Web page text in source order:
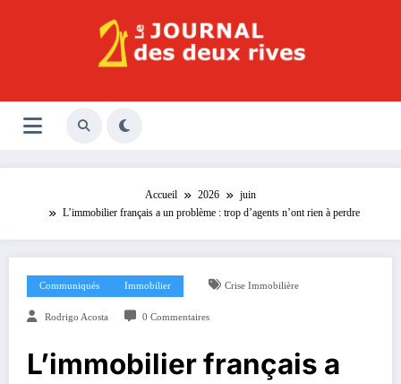
Le Journal des Deux Rives
Accueil 2026
juin
L’immobilier français a un problème : trop d’agents n’ont rien à perdre
Communiqués Immobilier Crise Immobilière
Rodrigo Acosta 0 Commentaires
L’immobilier français a